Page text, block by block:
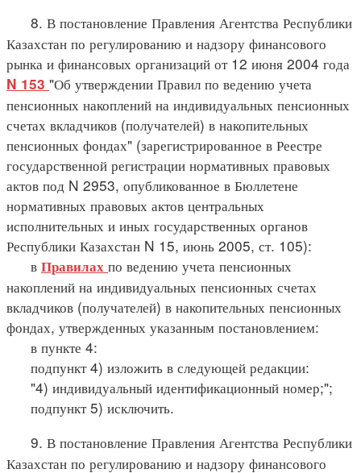
8. В постановление Правления Агентства Республики
Казахстан по регулированию и надзору финансового
рынка и финансовых организаций от 12 июня 2004 года
N 153 "Об утверждении Правил по ведению учета
пенсионных накоплений на индивидуальных пенсионных
счетах вкладчиков (получателей) в накопительных
пенсионных фондах" (зарегистрированное в Реестре
государственной регистрации нормативных правовых
актов под N 2953, опубликованное в Бюллетене
нормативных правовых актов центральных
исполнительных и иных государственных органов
Республики Казахстан N 15, июнь 2005, ст. 105):
в Правилах по ведению учета пенсионных
накоплений на индивидуальных пенсионных счетах
вкладчиков (получателей) в накопительных пенсионных
фондах, утвержденных указанным постановлением:
в пункте 4:
подпункт 4) изложить в следующей редакции:
"4) индивидуальный идентификационный номер;";
подпункт 5) исключить.
9. В постановление Правления Агентства Республики
Казахстан по регулированию и надзору финансового